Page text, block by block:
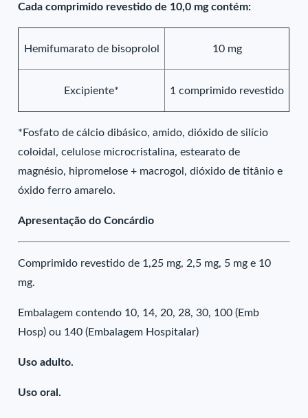
Cada comprimido revestido de 10,0 mg contém:
Hemifumarato de bisoprolol 10 mg
Excipiente* 1 comprimido revestido
*Fosfato de cálcio dibásico, amido, dióxido de silício
coloidal, celulose microcristalina, estearato de
magnésio, hipromelose + macrogol, dióxido de titânio e
óxido ferro amarelo.
Apresentação do Concárdio
Comprimido revestido de 1,25 mg, 2,5 mg, 5 mg e 10
mg.
Embalagem contendo 10, 14, 20, 28, 30, 100 (Emb
Hosp) ou 140 (Embalagem Hospitalar)
Uso adulto.
Uso oral.